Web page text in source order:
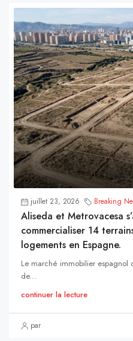
juillet 23, 2026 Breaking
Aliseda et Metrovacesa
commercialiser 14
logements en Espagne.
Le marché immobilier espagnol
de...
continuer la lecture
par